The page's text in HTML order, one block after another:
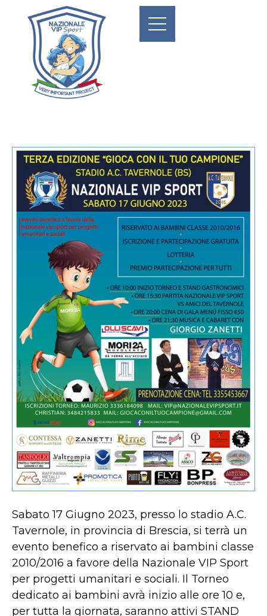
Sabato 17 Giugno 2023, presso lo stadio A.C.
Tavernole, in provincia di Brescia, si terrà un
evento benefico a riservato ai bambini classe
2010/2016 a favore della Nazionale VIP Sport
per progetti umanitari e sociali. Il Torneo
dedicato ai bambini avrà inizio alle ore 10 e,
per tutta la giornata, saranno attivi STAND